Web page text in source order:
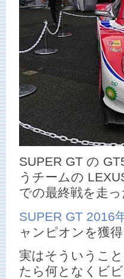
SUPER GT の
うチームの
での最終戦を走
SUPER GT 2016
ャンピオンを獲
実はそういうこ
たら何となくビ